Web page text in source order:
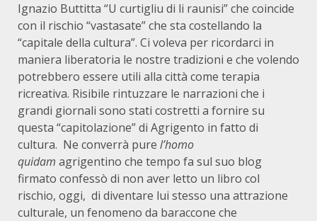
Ignazio Buttitta “U curtigliu di li raunisi” che coincide
con il rischio “vastasate” che sta costellando la
“capitale della cultura”. Ci voleva per ricordarci in
maniera liberatoria le nostre tradizioni e che volendo
potrebbero essere utili alla città come terapia
ricreativa. Risibile rintuzzare le narrazioni che i
grandi giornali sono stati costretti a fornire su
questa “capitolazione” di Agrigento in fatto di
cultura. Ne converrà pure l’homo
quidam agrigentino che tempo fa sul suo blog
firmato confessò di non aver letto un libro col
rischio, oggi, di diventare lui stesso una attrazione
culturale, un fenomeno da baraccone che